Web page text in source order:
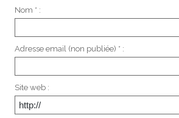
Nom * :
Adresse email (non publiée) * :
Site web :